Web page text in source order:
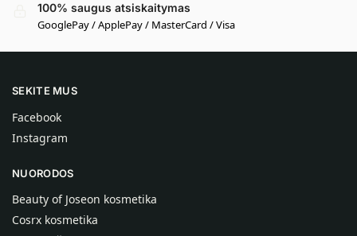
100% saugus atsiskaitymas
GooglePay / ApplePay / MasterCard / Visa
SEKITE MUS
Facebook
Instagram
NUORODOS
Beauty of Joseon kosmetika
Cosrx kosmetika